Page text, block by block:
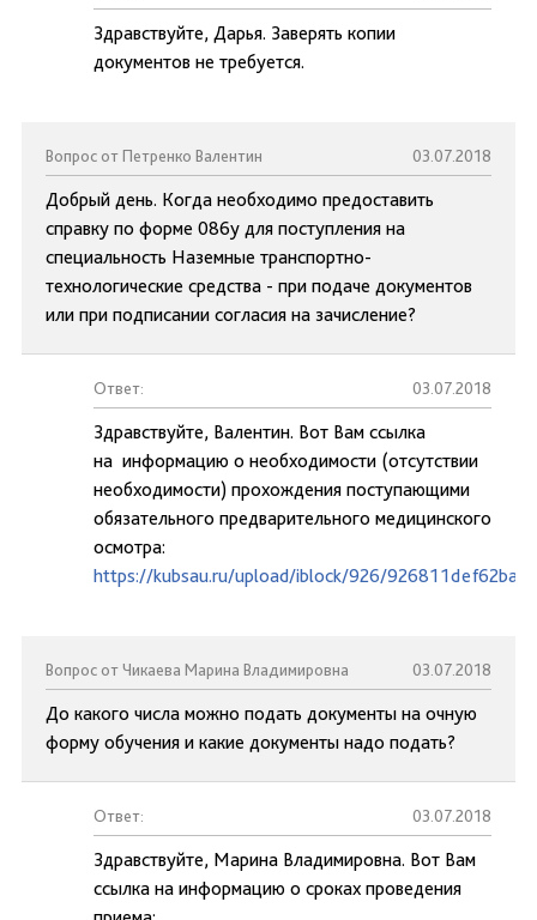
Здравствуйте, Дарья. Заверять копии
документов не требуется.
Вопрос от Петренко Валентин 03.07.2018
Добрый день. Когда необходимо предоставить
справку по форме 086у для поступления на
специальность Наземные транспортно-
технологические средства - при подаче документов
или при подписании согласия на зачисление?
Ответ: 03.07.2018
Здравствуйте, Валентин. Вот Вам ссылка
на информацию о необходимости (отсутствии
необходимости) прохождения поступающими
обязательного предварительного медицинского
осмотра:
https://kubsau.ru/upload/iblock/926/
Вопрос от Чикаева Марина Владимировна 03.07.2018
До какого числа можно подать документы на очную
форму обучения и какие документы надо подать?
Ответ: 03.07.2018
Здравствуйте, Марина Владимировна. Вот Вам
ссылка на информацию о сроках проведения